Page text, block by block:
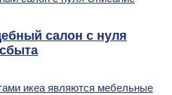
салон с нуля